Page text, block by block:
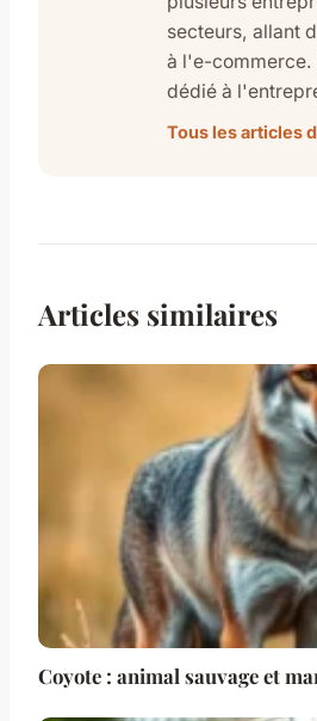
secteurs, allant
à l'e-commerce.
dédié à
Tous les articles
Articles similaires
Coyote : animal sauvage et